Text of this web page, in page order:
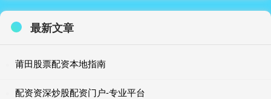
最新文章
莆田股票配资本地指南
配资资深炒股配资门户-专业平台